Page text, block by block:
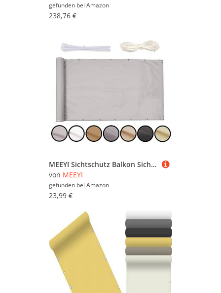
gefunden bei Amazon
238,76 €
MEEYI Sichtschutz Balkon Sichtschutz 80x250cm Seitenmarkise Schattentuch Camping Stoff Picknickmatte Balcony Cover Sichtschutz Garten Balcony Privacy Screen Sichtschutz FüR Terrasse
von MEEYI
gefunden bei Amazon
23,99 €